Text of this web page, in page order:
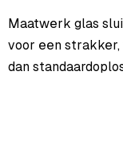
Maatwerk glas
voor een
dan